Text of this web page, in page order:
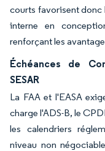
courts favorisent donc
interne en
renforçant les
Échéances de
SESAR
La FAA et l'EASA
charge l'ADS-B, le
les calendriers
niveau non